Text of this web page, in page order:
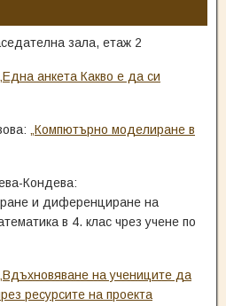
зала, етаж 2
„Една анкета Какво е да си
„Компютърно моделиране в
Кондева:
и диференциране на
в 4. клас чрез учене по
„Вдъхновяване на учениците да
ресурсите на проекта